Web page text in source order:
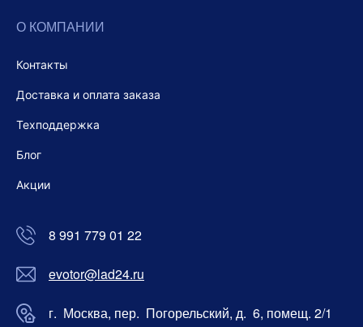
О КОМПАНИИ
Контакты
Доставка и оплата заказа
Техподдержка
Блог
Акции
8 991 779 01 22
evotor@lad24.ru
г. Москва, пер. Погорельский, д. 6, помещ. 2/1